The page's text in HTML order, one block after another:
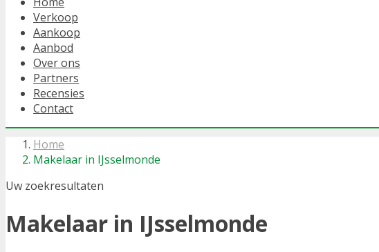
Verkoop
Aankoop
Aanbod
Over ons
Partners
Recensies
Contact
Home
Makelaar in IJsselmonde
Uw zoekresultaten
Makelaar in IJsselmonde